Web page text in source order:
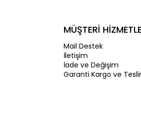
MÜŞTERİ
Mail Destek
İletişim
İade ve Değişim
Garanti Kargo ve